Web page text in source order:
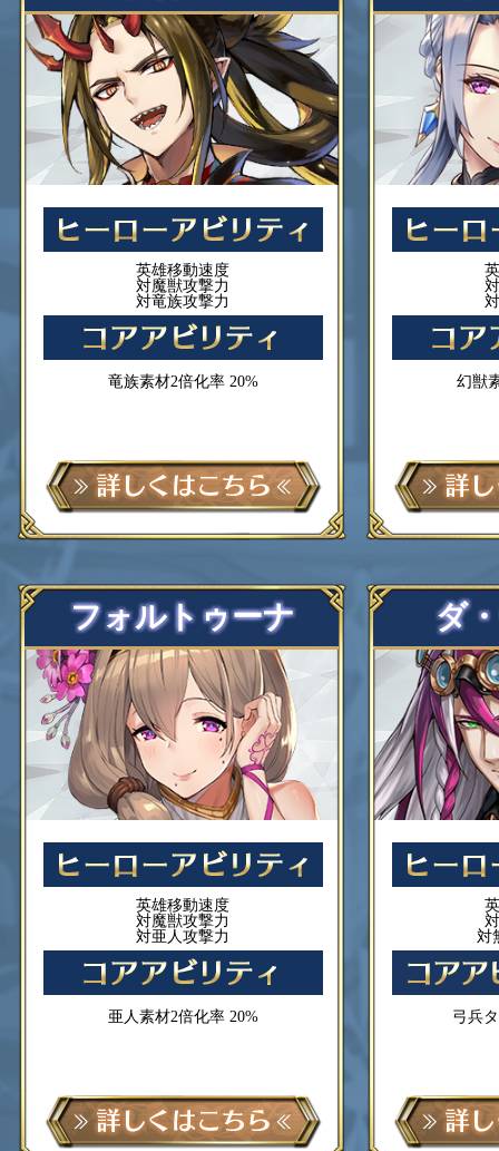
英雄移動速度
対魔獣攻撃力
対竜族攻撃力
竜族素材2倍化率 20% 幻獣
フォルトゥーナ
英雄移動速度
対魔獣攻撃力
対亜人攻撃力
亜人素材2倍化率 20%
ダ
対
弓兵